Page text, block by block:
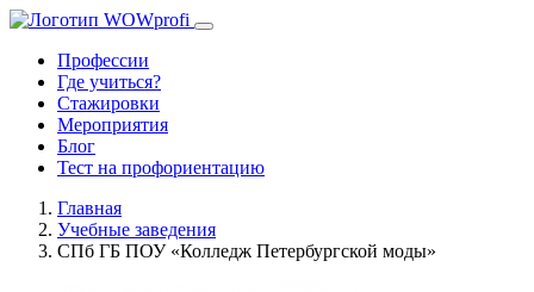
Профессии
Где учиться?
Стажировки
Мероприятия
Блог
Тест на профориентацию
Главная
Учебные заведения
СПб ГБ ПОУ «Колледж Петербургской моды»